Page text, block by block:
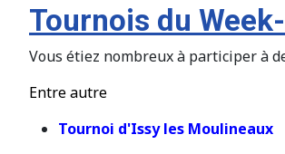
Tournois du
Vous étiez nombreux à participer à
Entre autre
Tournoi d'Issy les Moulineaux